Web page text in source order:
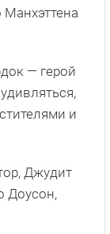
Манхэттена
— герой
и
Джудит
Доусон,